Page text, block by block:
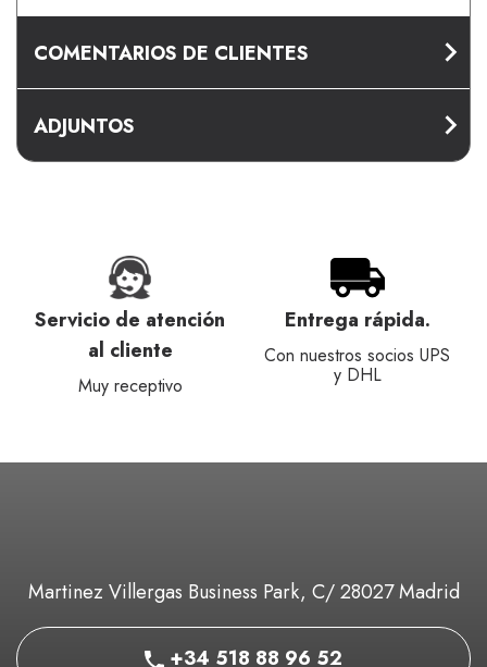
COMENTARIOS DE CLIENTES
ADJUNTOS
Servicio de atención
al cliente
Muy receptivo
Entrega rápida.
Con nuestros socios UPS
y DHL
Martinez Villergas Business Park, C/ 28027 Madrid
+34 518 88 96 52